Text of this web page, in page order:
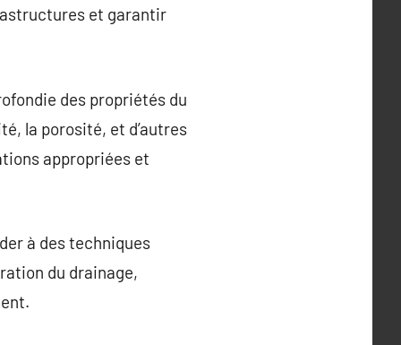
et garantir
des propriétés du
la porosité, et d’autres
appropriées et
à des techniques
du drainage,